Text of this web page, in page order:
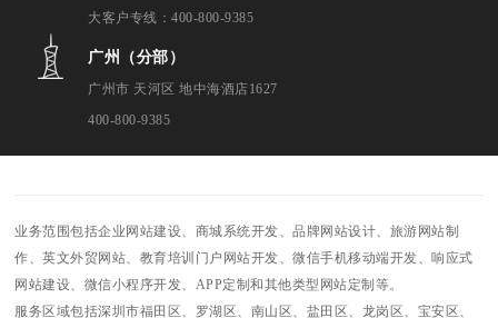
大客户专线：400-800-9385
广州（分部）
广州市 天河区 地中海酒店1627
400-800-9385
业务范围包括企业网站建设、商城系统开发、品牌网站设计、旅游网站制
作、英文外贸网站、教育培训门户网站开发、微信手机移动端开发、响应式
网站建设、微信小程序开发、APP定制和其他类型网站定制等。
服务区域包括深圳市福田区、罗湖区、南山区、盐田区、龙岗区、宝安区、